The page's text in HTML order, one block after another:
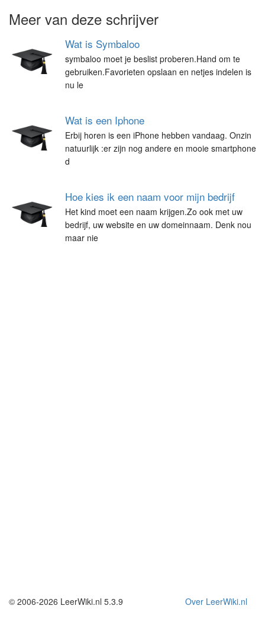
Meer van deze schrijver
Wat is Symbaloo
symbaloo moet je beslist proberen.Hand om te
gebruiken.Favorieten opslaan en netjes indelen is
nu le
Wat is een Iphone
Erbij horen is een iPhone hebben vandaag. Onzin
natuurlijk :er zijn nog andere en mooie smartphone
d
Hoe kies ik een naam voor mijn bedrijf
Het kind moet een naam krijgen.Zo ook met uw
bedrijf, uw website en uw domeinnaam. Denk nou
maar nie
Over LeerWiki.nl
© 2006-2026 LeerWiki.nl 5.3.9